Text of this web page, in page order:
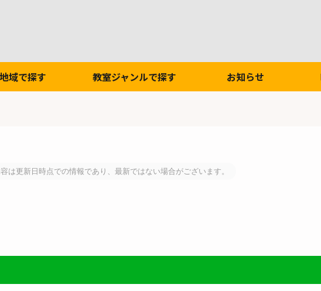
地域で探す 教室ジャンルで探す お知らせ
は更新日時点での情報であり、最新ではない場合がございます。